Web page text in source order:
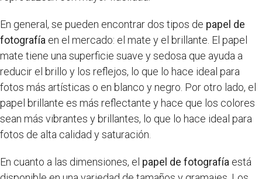
En general, se pueden encontrar dos tipos de papel de
fotografía en el mercado: el mate y el brillante. El papel
mate tiene una superficie suave y sedosa que ayuda a
reducir el brillo y los reflejos, lo que lo hace ideal para
fotos más artísticas o en blanco y negro. Por otro lado, el
papel brillante es más reflectante y hace que los colores
sean más vibrantes y brillantes, lo que lo hace ideal para
fotos de alta calidad y saturación.
En cuanto a las dimensiones, el papel de fotografía está